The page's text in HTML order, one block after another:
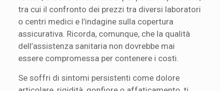
tra cui il confronto dei prezzi tra diversi laboratori
o centri medici e l’indagine sulla copertura
assicurativa. Ricorda, comunque, che la qualità
dell’assistenza sanitaria non dovrebbe mai
essere compromessa per contenere i costi.
Se soffri di sintomi persistenti come dolore